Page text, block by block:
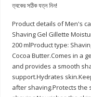
ত্বকের সঠিক যত্ন নিন!
Product details of Men's
Shaving Gel Gillette
200 mlProduct type:
Cocoa Butter.Comes in a
and provides a smooth
support.Hydrates
after shaving.Protects